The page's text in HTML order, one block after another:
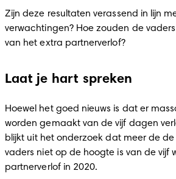
Zijn deze resultaten verassend in lijn
verwachtingen? Hoe zouden de
van het extra partnerverlof?
Laat je hart spreken
Hoewel het goed nieuws is dat er
worden gemaakt van de vijf dagen
blijkt uit het onderzoek dat meer de
vaders niet op de hoogte is van de vijf
partnerverlof in 2020.